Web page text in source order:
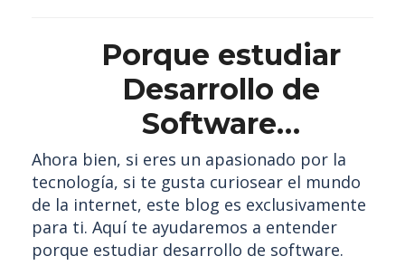
Porque estudiar
Desarrollo de
Software…
Ahora bien, si eres un apasionado por la
tecnología, si te gusta curiosear el mundo
de la internet, este blog es exclusivamente
para ti. Aquí te ayudaremos a entender
porque estudiar desarrollo de software.